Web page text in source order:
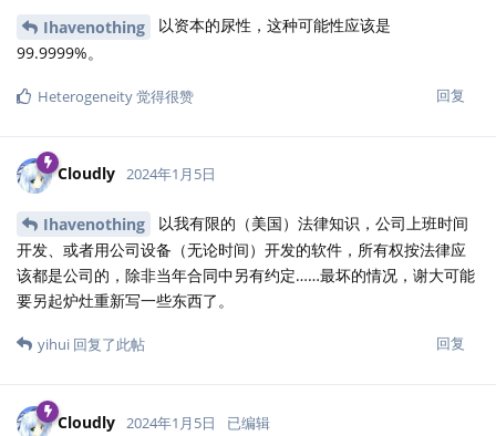
Ihavenothing
以资本的尿性，这种可能性应该是
99.9999%。
回复
Heterogeneity觉得很赞
Cloudly 2024年1月5日
Ihavenothing
以我有限的（美国）法律知识，公司上班时间
开发、或者用公司设备（无论时间）开发的软件，所有权按法律应
该都是公司的，除非当年合同中另有约定……最坏的情况，谢大可能
要另起炉灶重新写一些东西了。
回复
yihui 回复了此帖
Cloudly 2024年1月5日 已编辑